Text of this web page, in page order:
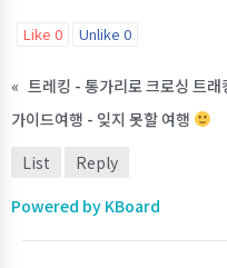
Like 0 Unlike 0
« 트레킹 - 통가리로 크로싱 트래
가이드여행 - 잊지 못할 여행
List
Reply
Powered by KBoard